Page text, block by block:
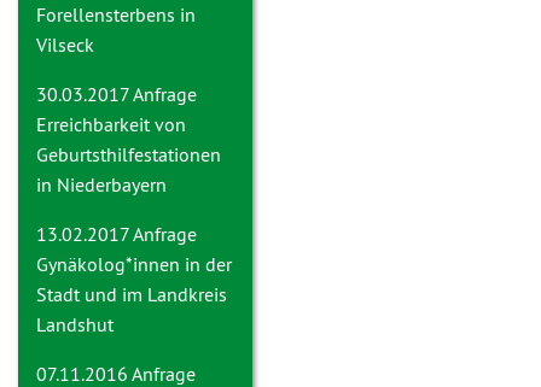
Forellensterbens in
Vilseck
30.03.2017 Anfrage
Erreichbarkeit von
Geburtsthilfestationen
in Niederbayern
13.02.2017 Anfrage
Gynäkolog*innen in der
Stadt und im Landkreis
Landshut
07.11.2016 Anfrage